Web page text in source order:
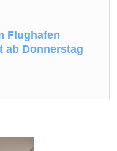
Flughafen
ab Donnerstag